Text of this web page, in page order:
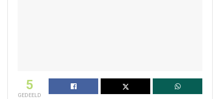
5
GEDEELD